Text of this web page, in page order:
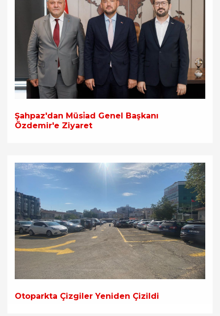
Şahpaz'dan Müsi̇ad Genel Başkanı
Özdemir'e Ziyaret
Otoparkta Çizgiler Yeniden Çizildi